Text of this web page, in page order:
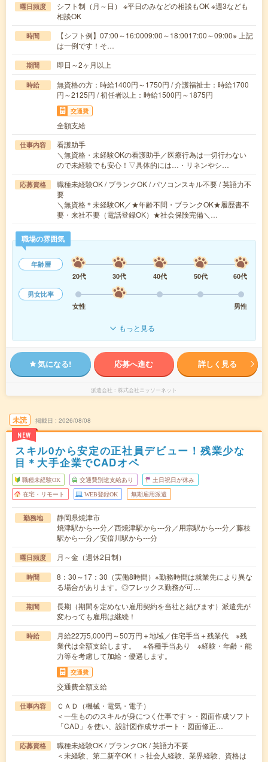
曜日頻度
シフト制（月～日） ※平日のみなどの相談もOK ※週3なども
相談OK
時間
【シフト例】07:00～16:0009:00～18:0017:00～09:00※ 上記
は一例です！そ…
期間 即日～2ヶ月以上
時給
無資格の方：時給1400円～1750円 / 介護福祉士：時給1700
円～2125円 / 初任者以上：時給1500円～1875円
交通費
全額支給
仕事内容
看護助手
＼無資格・未経験OKの看護助手／医療行為は一切行わない
ので未経験でも安心！▽具体的には…・リネンやシ…
応募資格
職種未経験OK / ブランクOK / パソコンスキル不要 / 英語力不
要
＼無資格＊未経験OK／★年齢不問・ブランクOK★履歴書不
要・来社不要（電話登録OK）★社会保険完備＼…
職場の雰囲気
年齢層
20代
30代 40代 50代
60代
男女比率
女性
男性
もっと見る
気になる! 応募へ進む 詳しく見る
派遣会社 株式会社ニッソーネット
未読
NEW
掲載日 2026/08/08
スキル0から安定の正社員デビュー！残業少な
目＊大手企業でCADオペ
職種未経験OK 交通費別途支給あり 土日祝日が休み
在宅・リモート WEB登録OK 無期雇用派遣
勤務地
静岡県焼津市
焼津駅から---分／西焼津駅から---分／用宗駅から---分／藤枝
駅から---分／安倍川駅から---分
曜日頻度 月～金（週休2日制）
時間
8：30～17：30（実働8時間）※勤務時間は就業先により異な
る場合があります。◎フレックス勤務が可…
期間
長期（期間を定めない雇用契約を当社と結びます）派遣先が
変わっても雇用は継続！
時給
月給22万5,000円～50万円＋地域／住宅手当＋残業代 ※残
業代は全額支給します。 ※各種手当あり ※経験・年齢・能
力等を考慮して加給・優遇します。
交通費
交通費全額支給
仕事内容
ＣＡＤ（機械・電気・電子）
＜一生もののスキルが身につく仕事です＞・図面作成ソフト
「CAD」を使い、設計図作成サポート・図面修正…
応募資格
職種未経験OK / ブランクOK / 英語力不要
＜未経験、第二新卒OK！＞社会人経験、業界経験、資格は